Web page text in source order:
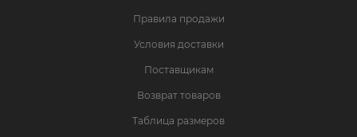
Правила продажи
Условия доставки
Поставщикам
Возврат товаров
Таблица размеров